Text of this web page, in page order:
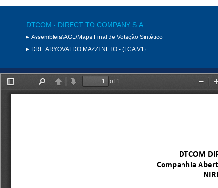
DTCOM - DIRECT TO COMPANY S.A.
Assembleia\AGE\Mapa Final de Votação Sintético
DRI: ARYOVALDO MAZZI NETO - (FCA V1)